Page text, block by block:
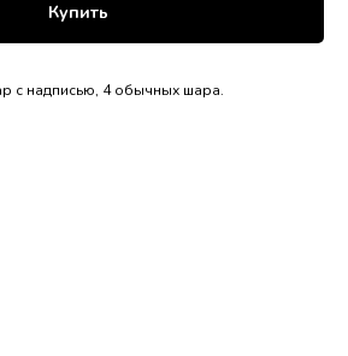
Купить
с надписью, 4 обычных шара.